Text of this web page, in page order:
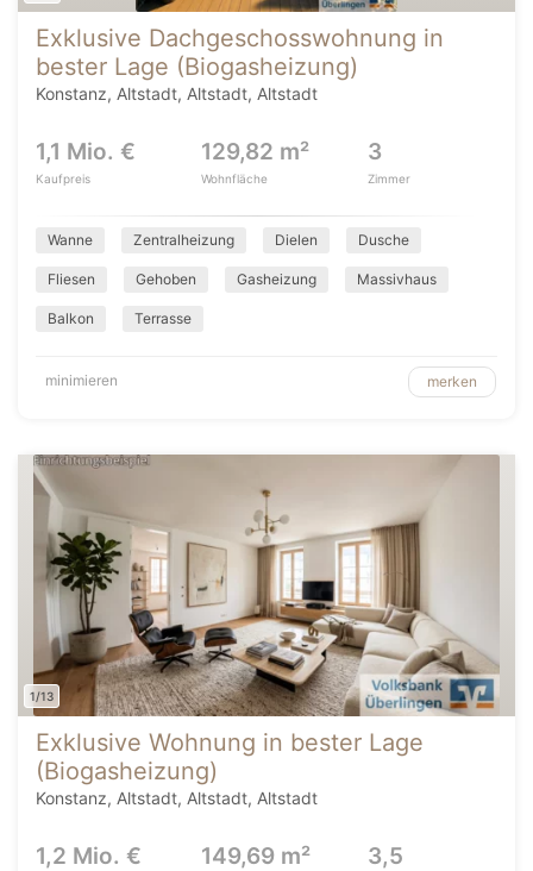
Exklusive Dachgeschosswohnung in
bester Lage (Biogasheizung)
Konstanz, Altstadt, Altstadt, Altstadt
1,1 Mio. €
Kaufpreis
129,82 m²
Wohnfläche
3
Zimmer
Wanne Zentralheizung Dielen Dusche
Fliesen Gehoben Gasheizung Massivhaus
Balkon Terrasse
minimieren merken
1/13
Exklusive Wohnung in bester Lage
(Biogasheizung)
Konstanz, Altstadt, Altstadt, Altstadt
1,2 Mio. € 149,69 m² 3,5